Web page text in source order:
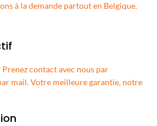
à la demande partout en Belgique.​
Prenez contact avec nous par
mail. Votre meilleure garantie, notre